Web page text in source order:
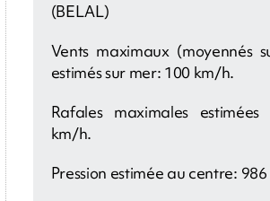
(BELAL)
Vents maximaux (moyennés
estimés sur mer: 100 km/h.
Rafales maximales
km/h.
Pression estimée au centre: 986